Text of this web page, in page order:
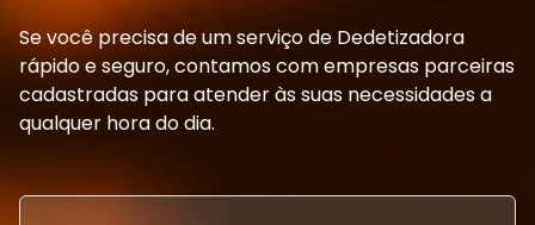
Se você precisa de um serviço de Dedetizadora
rápido e seguro, contamos com empresas parceiras
cadastradas para atender às suas necessidades a
qualquer hora do dia.